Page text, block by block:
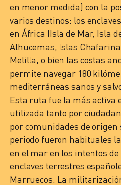
en menor medida) con la
varios destinos: los
en África (Isla de Mar, Isla
Alhucemas, Islas
Melilla, o bien las costas
permite navegar 180
mediterráneas sanos y
Esta ruta fue la más activa
utilizada tanto por
por comunidades de origen
periodo fueron habituales
en el mar en los intentos de
enclaves terrestres
Marruecos. La